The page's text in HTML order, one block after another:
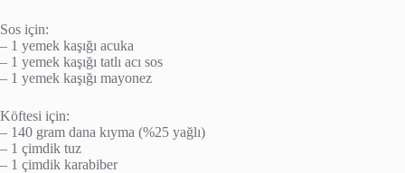
Sos için:
– 1 yemek kaşığı acuka
– 1 yemek kaşığı tatlı acı sos
– 1 yemek kaşığı mayonez
Köftesi için:
– 140 gram dana kıyma (%25 yağlı)
– 1 çimdik tuz
– 1 çimdik karabiber